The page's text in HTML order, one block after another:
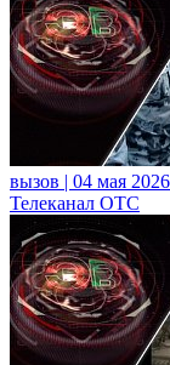
вызов | 04 мая
Телеканал ОТС